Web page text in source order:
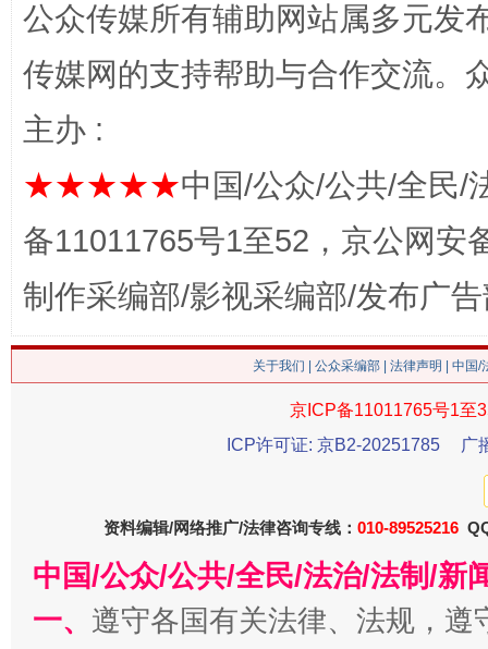
在谋一域中谋全局
今
公众传媒所有辅助网站属多元发
传媒网的支持帮助与合作交流。
主办 :
★★★★★中国/公众/公共/全民/
备11011765号1至52，京公网安
制作采编部/影视采编部/发布广
关于我们 公众采编部 法律声明 | 中国
京ICP备11011765号1至
ICP许可证: 京B2-20251785
广
资料编辑/网络推广/法律咨询专线： 010-89525216
中国/公众/公共/全民/法治/法制/新
一、 遵守各国有关法律、法规，